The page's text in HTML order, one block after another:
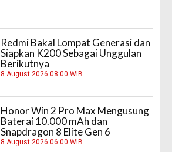
Redmi Bakal Lompat Generasi dan
Siapkan K200 Sebagai Unggulan
Berikutnya
8 August 2026 08:00 WIB
Honor Win 2 Pro Max Mengusung
Baterai 10.000 mAh dan
Snapdragon 8 Elite Gen 6
8 August 2026 06:00 WIB